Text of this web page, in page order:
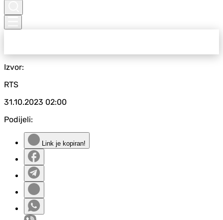
Izvor:
RTS
31.10.2023 02:00
Podijeli:
Link je kopiran!